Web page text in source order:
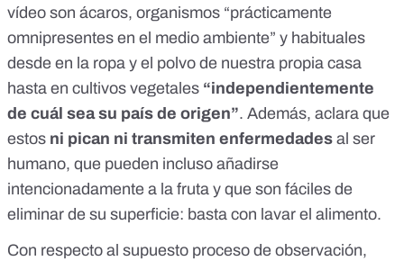
vídeo son ácaros, organismos “prácticamente
omnipresentes en el medio ambiente” y habituales
desde en la ropa y el polvo de nuestra propia casa
hasta en cultivos vegetales “independientemente
de cuál sea su país de origen”. Además, aclara que
estos ni pican ni transmiten enfermedades al ser
humano, que pueden incluso añadirse
intencionadamente a la fruta y que son fáciles de
eliminar de su superficie: basta con lavar el alimento.
Con respecto al supuesto proceso de observación,